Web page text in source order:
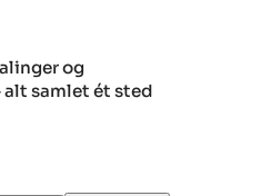
og
alt samlet ét sted